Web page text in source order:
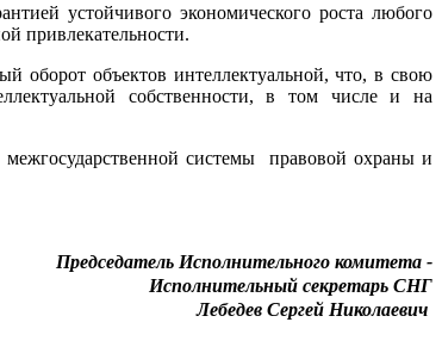
устойчивого экономического роста любого
привлекательности.
оборот объектов интеллектуальной, что, в свою
собственности, в том числе и на
системы правовой охраны и
Председатель Исполнительного комитета -
Исполнительный секретарь СНГ
Лебедев Сергей Николаевич